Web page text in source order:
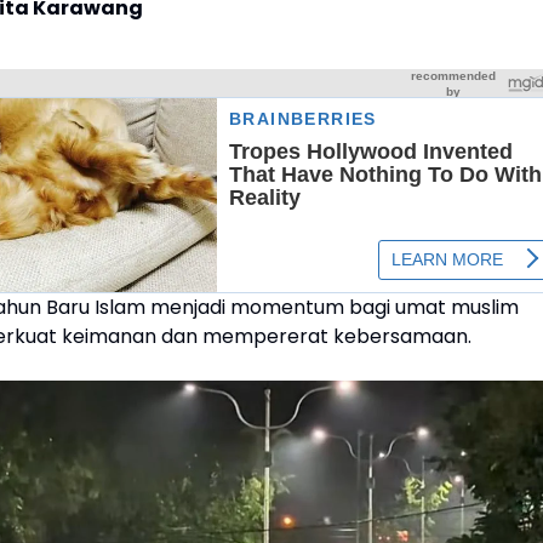
Karawang
Baru Islam menjadi momentum bagi umat muslim
keimanan dan mempererat kebersamaan.